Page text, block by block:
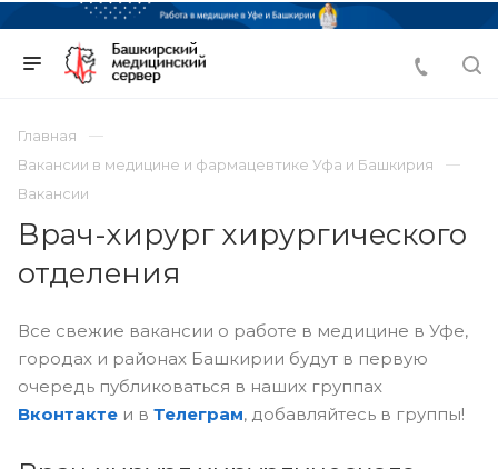
Главная
Вакансии в медицине и фармацевтике Уфа и Башкирия
Вакансии
Врач-хирург хирургического
отделения
Все свежие вакансии о работе в медицине в Уфе,
городах и районах Башкирии будут в первую
очередь публиковаться в наших группах
Вконтакте и в Телеграм, добавляйтесь в группы!